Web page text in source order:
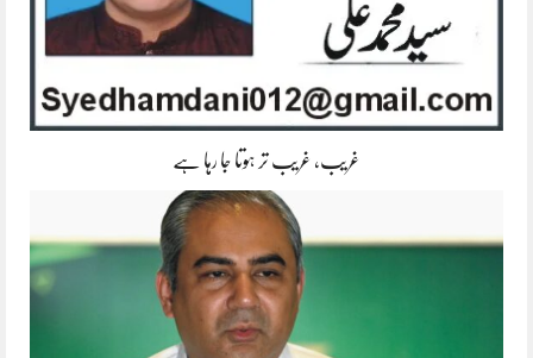
غریب، غریب تر ہوتا جا رہا ہے